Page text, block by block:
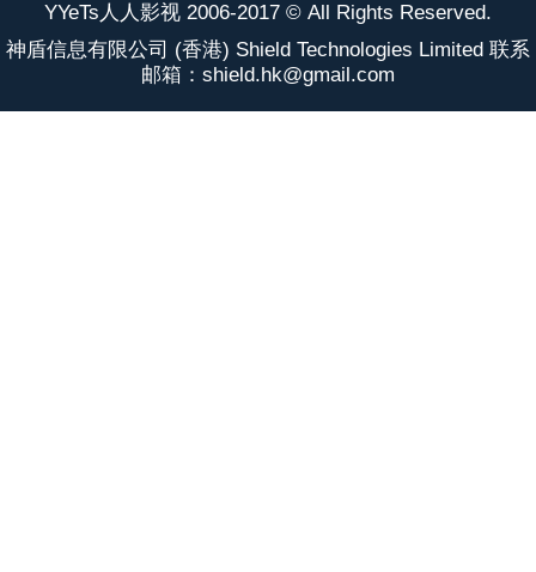
YYeTs人人影视 2006-2017 © All Rights Reserved.
神盾信息有限公司 (香港) Shield Technologies Limited 联系
邮箱：shield.hk@gmail.com